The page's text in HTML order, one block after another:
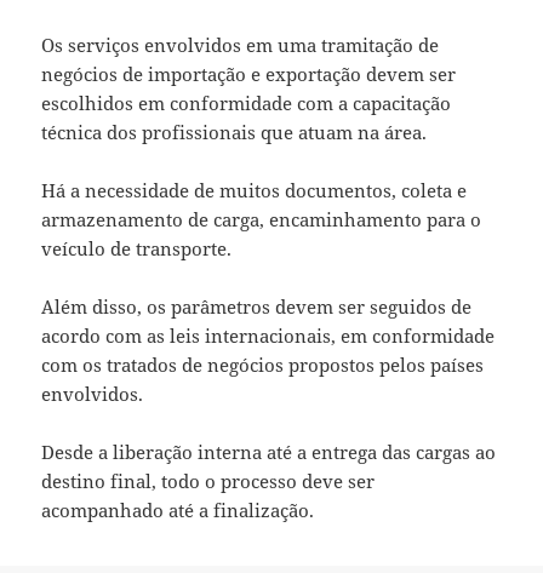
Os serviços envolvidos em uma tramitação de
negócios de importação e exportação devem ser
escolhidos em conformidade com a capacitação
técnica dos profissionais que atuam na área.
Há a necessidade de muitos documentos, coleta e
armazenamento de carga, encaminhamento para o
veículo de transporte.
Além disso, os parâmetros devem ser seguidos de
acordo com as leis internacionais, em conformidade
com os tratados de negócios propostos pelos países
envolvidos.
Desde a liberação interna até a entrega das cargas ao
destino final, todo o processo deve ser
acompanhado até a finalização.